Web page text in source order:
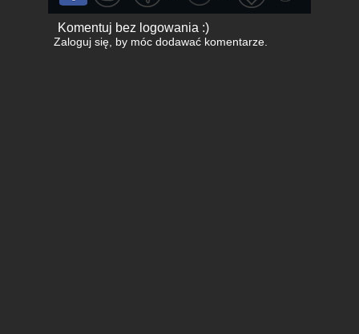
Komentuj bez logowania :)
Zaloguj się, by móc dodawać komentarze.